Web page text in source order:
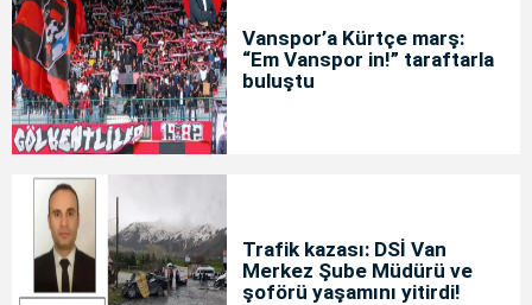
Vanspor’a Kürtçe marş:
“Em Vanspor in!” taraftarla
buluştu
Trafik kazası: DSİ Van
Merkez Şube Müdürü ve
şoförü yaşamını yitirdi!